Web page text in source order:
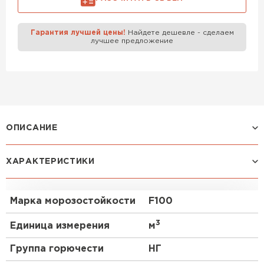
Гарантия лучшей цены! Найдете дешевле - сделаем
лучшее предложение
ОПИСАНИЕ
Применение
Газоблоки широко применяются в строительстве
жилых домов, коттеджей и многоэтажных зданий.
Они идеальны для возведения несущих стен,
перегородок и ограждающих конструкций.
Благодаря своей легкости и прочности,
ХАРАКТЕРИСТИКИ
Марка морозостойкости F100
Единица измерения м3
Группа горючести НГ
Газобетон Забудова